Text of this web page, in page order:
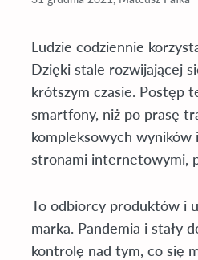
Ludzie codziennie
Dzięki stale rozwijającej
krótszym czasie. Postęp
smartfony, niż po prasę
kompleksowych wyników
stronami internetowymi,
To odbiorcy produktów i
marka. Pandemia i stały
kontrolę nad tym, co się